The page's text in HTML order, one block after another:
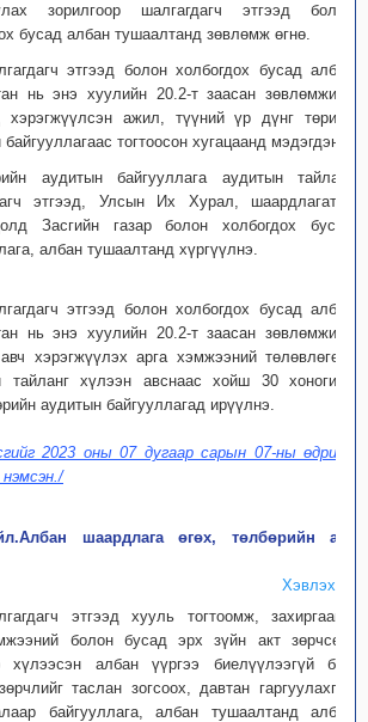
зорилгоор шалгагдагч этгээд болон
бусад албан тушаалтанд зөвлөмж өгнө.
этгээд болон холбогдох бусад албан
нь энэ хуулийн 20.2-т заасан зөвлөмжийн
хэрэгжүүлсэн ажил, түүний үр дүнг төрийн
тогтоосон хугацаанд мэдэгдэнэ.
аудитын байгууллага аудитын тайланг
этгээд, Улсын Их Хурал, шаардлагатай
Засгийн газар болон холбогдох бусад
албан тушаалтанд хүргүүлнэ.
этгээд болон холбогдох бусад албан
нь энэ хуулийн 20.2-т заасан зөвлөмжийн
хэрэгжүүлэх арга хэмжээний төлөвлөгөөг
тайланг хүлээн авснаас хойш 30 хоногийн
аудитын байгууллагад ирүүлнэ.
2023 оны 07 дугаар сарын 07-ны өдрийн
нэмсэн./
шаардлага өгөх, төлбөрийн акт
Хэвлэх
этгээд хууль тогтоомж, захиргааны
болон бусад эрх зүйн акт зөрчсөн,
хүлээсэн албан үүргээ биелүүлээгүй бол
таслан зогсоох, давтан гаргуулахгүй
байгууллага, албан тушаалтанд албан